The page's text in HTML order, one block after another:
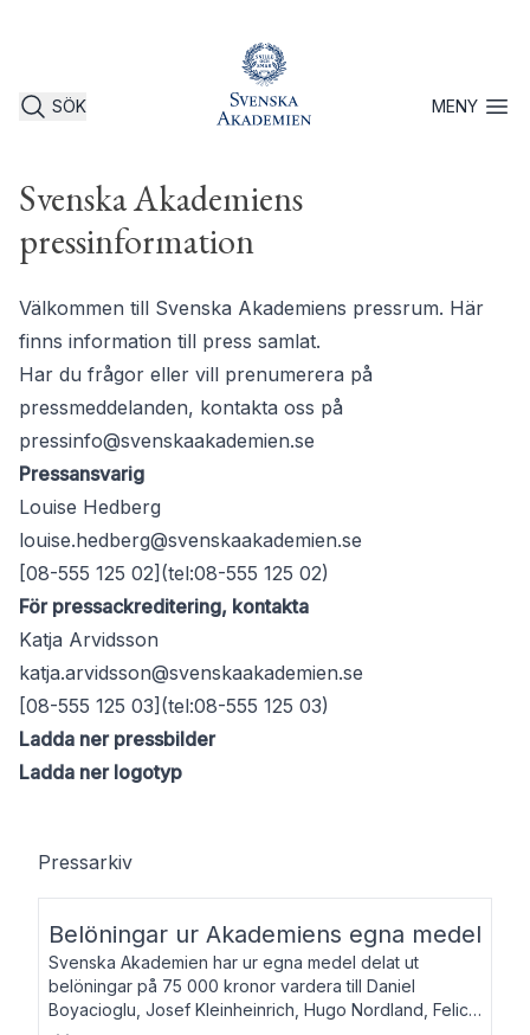
SÖK MENYÖppna
Svenska Akademiens
pressinformation
Välkommen till Svenska Akademiens pressrum. Här
finns information till press samlat.
Har du frågor eller vill prenumerera på
pressmeddelanden, kontakta oss på
pressinfo@svenskaakademien.se
Pressansvarig
Louise Hedberg
louise.hedberg@svenskaakademien.se
[08-555 125 02](tel:08-555 125 02)
För pressackreditering, kontakta
Katja Arvidsson
katja.arvidsson@svenskaakademien.se
[08-555 125 03](tel:08-555 125 03)
Ladda ner pressbilder
Ladda ner logotyp
Pressarkiv
Belöningar ur Akademiens egna medel
Svenska Akademien har ur egna medel delat ut
belöningar på 75 000 kronor vardera till Daniel
Boyacioglu, Josef Kleinheinrich, Hugo Nordland, Felicia